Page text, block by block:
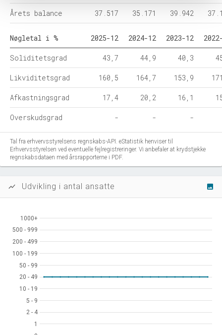
Årets balance 37.517 35.171 39.942
Nøgletal i % 2025-12 2024-12 2023-12
Soliditetsgrad 43,7 44,9 40,3
Likviditetsgrad 160,5 164,7 153,9
Afkastningsgrad 17,4 20,2 16,1
Overskudsgrad - - -
Tal fra erhvervsstyrelsens regnskabs-API. eStatistik henviser til
Erhvervsstyrelsen ved eventuelle fejlregistreringer. Vi anbefaler at krydstjekke
regnskabsdataen med årsrapporterne i PDF.
show_chart Udvikling i antal ansatte image
11
2 - 4
2 - 4
5 - 9
5 - 9
10 - 19
10 - 19
20 - 49
20 - 49
50 - 99
50 - 99
100 - 199
100 - 199
200 - 499
200 - 499
500 - 999
500 - 999
1000+
1000+